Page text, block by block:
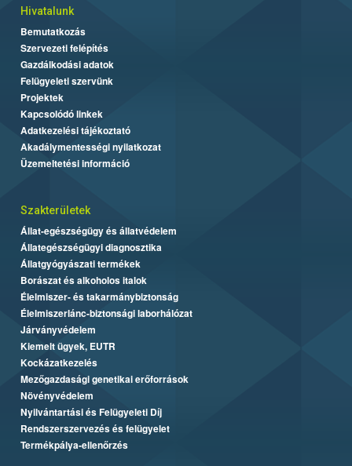
Hivatalunk
Bemutatkozás
Szervezeti felépítés
Gazdálkodási adatok
Felügyeleti szervünk
Projektek
Kapcsolódó linkek
Adatkezelési tájékoztató
Akadálymentességi nyilatkozat
Üzemeltetési információ
Szakterületek
Állat-egészségügy és állatvédelem
Állategészségügyi diagnosztika
Állatgyógyászati termékek
Borászat és alkoholos italok
Élelmiszer- és takarmánybiztonság
Élelmiszerlánc-biztonsági laborhálózat
Járványvédelem
Kiemelt ügyek, EUTR
Kockázatkezelés
Mezőgazdasági genetikai erőforrások
Növényvédelem
Nyilvántartási és Felügyeleti Díj
Rendszerszervezés és felügyelet
Termékpálya-ellenőrzés